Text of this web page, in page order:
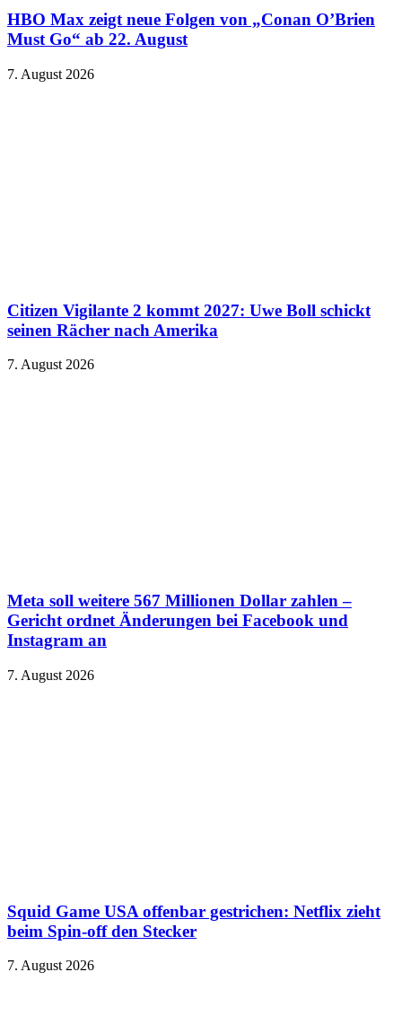
HBO Max zeigt neue Folgen von „Conan O’Brien
Must Go“ ab 22. August
7. August 2026
Citizen Vigilante 2 kommt 2027: Uwe Boll schickt
seinen Rächer nach Amerika
7. August 2026
Meta soll weitere 567 Millionen Dollar zahlen –
Gericht ordnet Änderungen bei Facebook und
Instagram an
7. August 2026
Squid Game USA offenbar gestrichen: Netflix zieht
beim Spin-off den Stecker
7. August 2026